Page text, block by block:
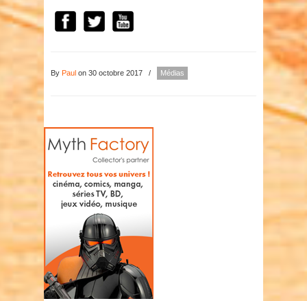
By Paul on 30 octobre 2017 / Médias